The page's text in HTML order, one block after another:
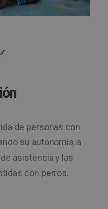
de personas con
su autonomía, a
asistencia y las
con perros.